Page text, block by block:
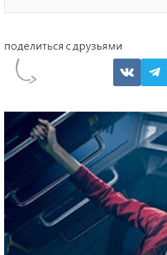
Круче Сулеймана,
сериала «Основание.
Названы 7 причин бешеной
турецкого сериала
14 ОКТЯБРЯ 2024 В 04:12